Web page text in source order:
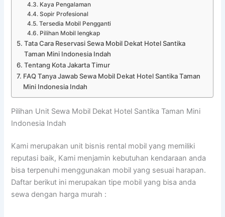
Kaya Pengalaman
Sopir Profesional
Tersedia Mobil Pengganti
Pilihan Mobil lengkap
Tata Cara Reservasi Sewa Mobil Dekat Hotel Santika
Taman Mini Indonesia Indah
Tentang Kota Jakarta Timur
FAQ Tanya Jawab Sewa Mobil Dekat Hotel Santika Taman
Mini Indonesia Indah
Pilihan Unit Sewa Mobil Dekat Hotel Santika Taman Mini
Indonesia Indah
Kami merupakan unit bisnis rental mobil yang memiliki
reputasi baik, Kami menjamin kebutuhan kendaraan anda
bisa terpenuhi menggunakan mobil yang sesuai harapan.
Daftar berikut ini merupakan tipe mobil yang bisa anda
sewa dengan harga murah :